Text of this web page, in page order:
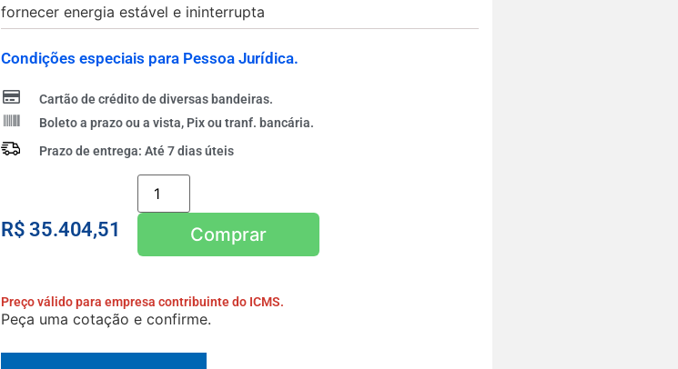
fornecer energia estável e ininterrupta
Condições especiais para Pessoa Jurídica.
Cartão de crédito de diversas bandeiras.
Boleto a prazo ou a vista, Pix ou tranf. bancária.
Prazo de entrega: Até 7 dias úteis
R$ 35.404,51 Adicionar ao carrinho
Preço válido para empresa contribuinte do ICMS.
Peça uma cotação e confirme.